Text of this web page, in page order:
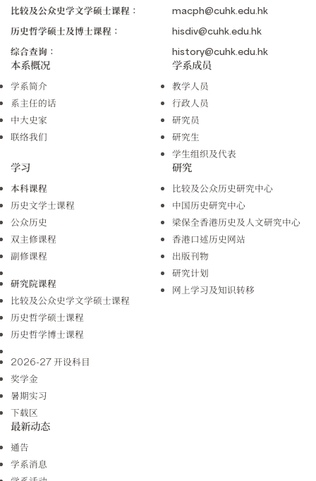
比较及公众史学文学硕士课程：
macph@cuhk.edu.hk
历史哲学硕士及博士课程：
hisdiv@cuhk.edu.hk
综合查询：
history@cuhk.edu.hk
本系概况
学系简介
系主任的话
中大史家
联络我们
学系成员
教学人员
行政人员
研究员
研究生
学生组织及代表
学习
本科课程
历史文学士课程
公众历史
双主修课程
副修课程
研究院课程
比较及公众史学文学硕士课程
历史哲学硕士课程
历史哲学博士课程
2026-27 开设科目
奖学金
暑期实习
下载区
研究
比较及公众历史研究中心
中国历史研究中心
梁保全香港历史及人文研究中心
香港口述历史网站
出版刊物
研究计划
网上学习及知识转移
最新动态
通告
学系消息